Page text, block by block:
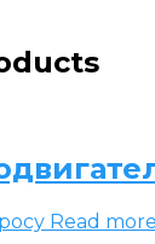
Read more